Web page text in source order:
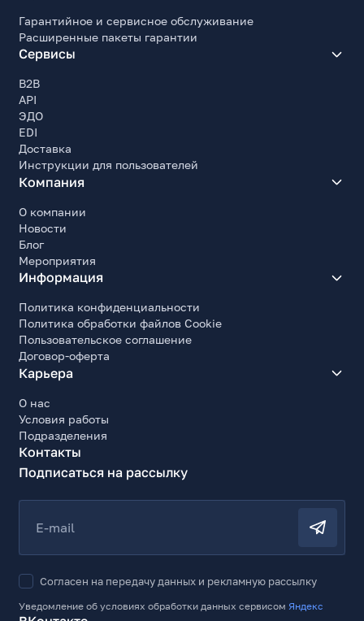
Гарантийное и сервисное обслуживание
Расширенные пакеты гарантии
Сервисы
B2B
API
ЭДО
EDI
Доставка
Инструкции для пользователей
Компания
О компании
Новости
Блог
Мероприятия
Информация
Политика конфиденциальности
Политика обработки файлов Cookie
Пользовательское соглашение
Договор-оферта
Карьера
О нас
Условия работы
Подразделения
Контакты
Подписаться на рассылку
E-mail
Согласен на передачу данных и рекламную рассылку
Уведомление об условиях обработки данных сервисом Яндекс